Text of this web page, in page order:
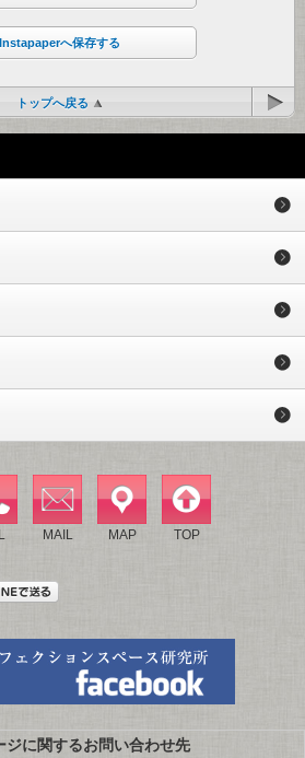
Instapaperへ保存する
トップへ戻る
MAIL MAP TOP
ジに関するお問い合わせ先